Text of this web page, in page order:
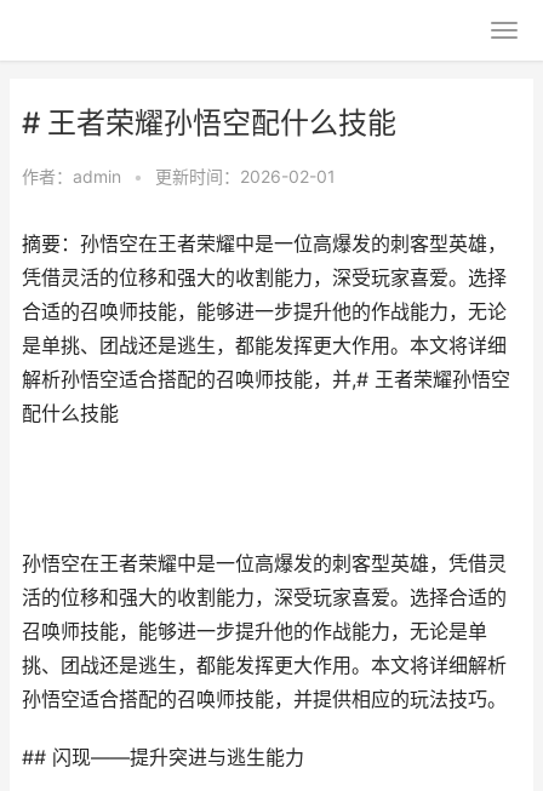
# 王者荣耀孙悟空配什么技能
作者： admin • 更新时间：2026-02-01
摘要：孙悟空在王者荣耀中是一位高爆发的刺客型英雄，
凭借灵活的位移和强大的收割能力，深受玩家喜爱。选择
合适的召唤师技能，能够进一步提升他的作战能力，无论
是单挑、团战还是逃生，都能发挥更大作用。本文将详细
解析孙悟空适合搭配的召唤师技能，并,# 王者荣耀孙悟空
配什么技能
孙悟空在王者荣耀中是一位高爆发的刺客型英雄，凭借灵
活的位移和强大的收割能力，深受玩家喜爱。选择合适的
召唤师技能，能够进一步提升他的作战能力，无论是单
挑、团战还是逃生，都能发挥更大作用。本文将详细解析
孙悟空适合搭配的召唤师技能，并提供相应的玩法技巧。
## 闪现——提升突进与逃生能力